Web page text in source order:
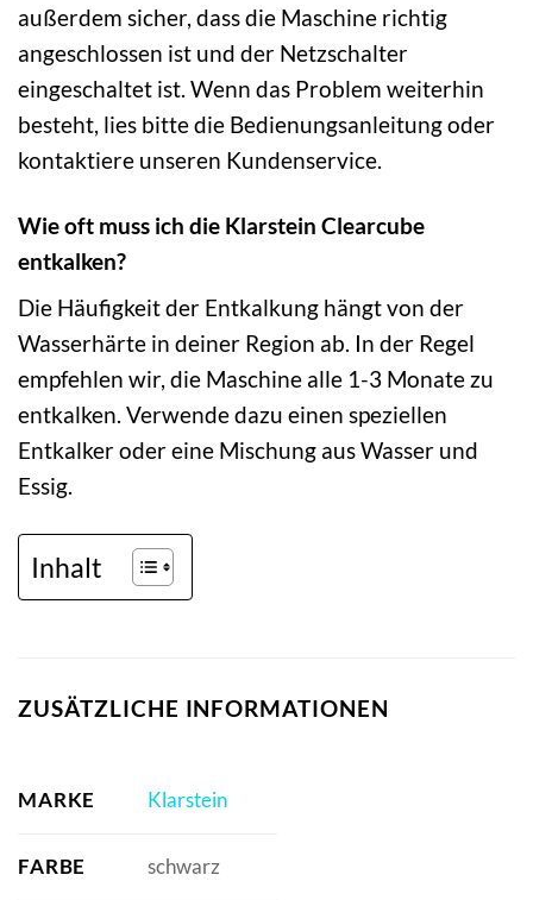
außerdem sicher, dass die Maschine richtig
angeschlossen ist und der Netzschalter
eingeschaltet ist. Wenn das Problem weiterhin
besteht, lies bitte die Bedienungsanleitung oder
kontaktiere unseren Kundenservice.
Wie oft muss ich die Klarstein Clearcube
entkalken?
Die Häufigkeit der Entkalkung hängt von der
Wasserhärte in deiner Region ab. In der Regel
empfehlen wir, die Maschine alle 1-3 Monate zu
entkalken. Verwende dazu einen speziellen
Entkalker oder eine Mischung aus Wasser und
Essig.
Inhalt
ZUSÄTZLICHE INFORMATIONEN
MARKE Klarstein
FARBE schwarz